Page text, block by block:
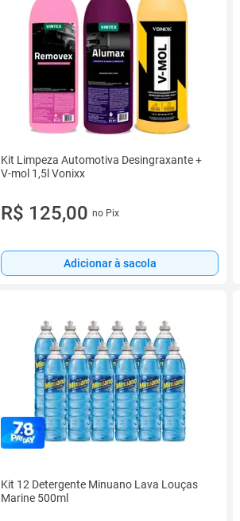
Kit Limpeza Automotiva Desingraxante +
V-mol 1,5l Vonixx
R$ 125,00 no Pix
Adicionar à sacola
Kit 12 Detergente Minuano Lava Louças
Marine 500ml